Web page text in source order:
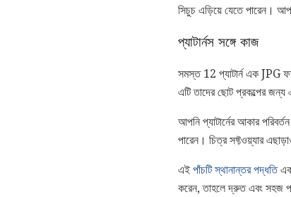
সিচুচ এড়িয়ে যেতে পারেন।
প্যাটার্নস সঙ্গে কাজ
সমস্ত 12 প্যাটার্ন এক JPG
এটি তাদের ছোট প্রকল্পের
আপনি প্যাটার্নের আকার
পারেন। চিত্র সফ্টওয়্যার
এই পাঁচটি স্থানান্তর পদ্ধতিএক
করেন, তাহলে দ্রুত এবং সহজ